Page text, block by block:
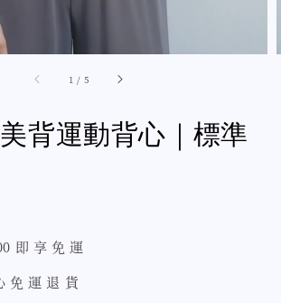
1 / 5
背運動背心｜標準
即 享 免 運
免 運 退 貨